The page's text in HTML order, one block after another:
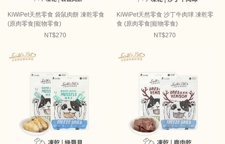
KiWiPet天然零食 袋鼠肉餅 凍乾零食
(原肉零食|寵物零食)
NT$270
KiWiPet天然零食 沙丁牛肉球 凍乾零
食 (原肉零食|寵物零食)
NT$270